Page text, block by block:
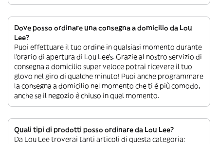
Dove posso ordinare una consegna a domicilio da Lou
Lee?
Puoi effettuare il tuo ordine in qualsiasi momento durante
l’orario di apertura di Lou Lee’s. Grazie al nostro servizio di
consegna a domicilio super veloce potrai ricevere il tuo
glovo nel giro di qualche minuto! Puoi anche programmare
la consegna a domicilio nel momento che ti è più comodo,
anche se il negozio è chiuso in quel momento.
Quali tipi di prodotti posso ordinare da Lou Lee?
Da Lou Lee troverai tanti articoli di questa categoria: